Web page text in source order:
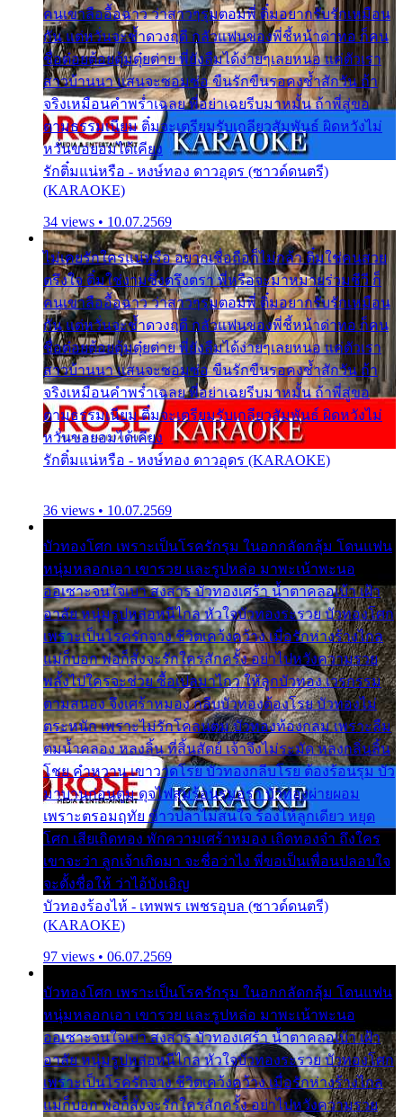
คนเขาลืออื้อฉาว ว่าสาวๆรุมตอมพี่ ติ๋มอยากรับรักเหมือน
กัน แต่หวั่นจะช้ำดวงฤดี กลัวแฟนของพี่ชี้หน้าด่าทอ ก็คน
ชื่อต๋อยต้อยตุ้มตุ๋ยต่าย พี่ยังลืมได้ง่ายๆเลยหนอ แค่ตัวเรา
สาวบ้านนา แสนจะซอมซ่อ ขืนรักขืนรอคงช้ำสักวัน ถ้า
จริงเหมือนคำพร่ำเฉลย พี่อย่าเฉยรีบมาหมั้น ถ้าพี่สู่ขอ
ตามธรรมเนียม ติ๋มจะเตรียมรับเกลียวสัมพันธ์ ผิดหวังไม่
หวั่นขอยอมได้เคียง
รักติ๋มแน่หรือ - หงษ์ทอง ดาวอุดร (ซาวด์ดนตรี)
(KARAOKE)
34 views • 10.07.2569
ไม่เคยรักใครแน่หรือ อยากเชื่อถือก็ไม่กล้า ติ๋มใช่คนสวย
ตรึงใจ ติ๋มใช่งามซึ้งตรึงตรา พี่หรือจะมาหมายร่วมชีวี ก็
คนเขาลืออื้อฉาว ว่าสาวๆรุมตอมพี่ ติ๋มอยากรับรักเหมือน
กัน แต่หวั่นจะช้ำดวงฤดี กลัวแฟนของพี่ชี้หน้าด่าทอ ก็คน
ชื่อต๋อยต้อยตุ้มตุ๋ยต่าย พี่ยังลืมได้ง่ายๆเลยหนอ แค่ตัวเรา
สาวบ้านนา แสนจะซอมซ่อ ขืนรักขืนรอคงช้ำสักวัน ถ้า
จริงเหมือนคำพร่ำเฉลย พี่อย่าเฉยรีบมาหมั้น ถ้าพี่สู่ขอ
ตามธรรมเนียม ติ๋มจะเตรียมรับเกลียวสัมพันธ์ ผิดหวังไม่
หวั่นขอยอมได้เคียง
รักติ๋มแน่หรือ - หงษ์ทอง ดาวอุดร (KARAOKE)
36 views • 10.07.2569
บัวทองโศก เพราะเป็นโรครักรุม ในอกกลัดกลุ้ม โดนแฟน
หนุ่มหลอกเอา เขารวย และรูปหล่อ มาพะเน้าพะนอ
ออเซาะจนใจเบา สงสาร บัวทองเศร้า น้ำตาคลอเบ้า เฝ้า
อาลัย หนุ่มรูปหล่อหนีไกล หัวใจบัวทองระรวย บัวทองโศก
เพราะเป็นโรครักจาง ชีวิตเคว้งคว้าง เมื่อรักห่างร้างไกล
แม่ก็บอก พ่อก็สั่งจะรักใครสักครั้ง อย่าไปหวังความรวย
พลั้งไปใครจะช่วย ซื้อเปลมาไกว ให้ลูกบัวทอง เวรกรรม
ตามสนอง จึงเศร้าหมอง กลีบบัวทองต้องโรย บัวทองไม่
ตระหนัก เพราะไม่รักโคลนตม บัวทองท้องกลม เพราะลืม
ตมน้ำคลอง หลงลิ้น ที่สิ้นสัตย์ เจ้าจึงไม่ระมัด หลงกลิ่นลิ้น
โชย คำหวาน เขาวาดโรย บัวทองกลีบโรย ต้องร้อนรุม บัว
มาบานก่อนตูม ดุจไฟสุมร้อนรุมอุรา บัวทองผ่ายผอม
เพราะตรอมฤทัย ข้าวปลาไม่สนใจ ร้องไห้ลูกเดียว หยุด
โศก เสียเถิดทอง พักความเศร้าหมอง เถิดทองจ๋า ถึงใคร
เขาจะว่า ลูกเจ้าเกิดมา จะชื่อว่าไง พี่ขอเป็นเพื่อนปลอบใจ
จะตั้งชื่อให้ ว่าไอ้บังเอิญ
บัวทองร้องไห้ - เทพพร เพชรอุบล (ซาวด์ดนตรี)
(KARAOKE)
97 views • 06.07.2569
บัวทองโศก เพราะเป็นโรครักรุม ในอกกลัดกลุ้ม โดนแฟน
หนุ่มหลอกเอา เขารวย และรูปหล่อ มาพะเน้าพะนอ
ออเซาะจนใจเบา สงสาร บัวทองเศร้า น้ำตาคลอเบ้า เฝ้า
อาลัย หนุ่มรูปหล่อหนีไกล หัวใจบัวทองระรวย บัวทองโศก
เพราะเป็นโรครักจาง ชีวิตเคว้งคว้าง เมื่อรักห่างร้างไกล
แม่ก็บอก พ่อก็สั่งจะรักใครสักครั้ง อย่าไปหวังความรวย